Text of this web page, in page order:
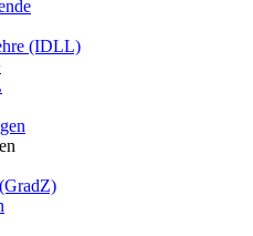
(IDLL)